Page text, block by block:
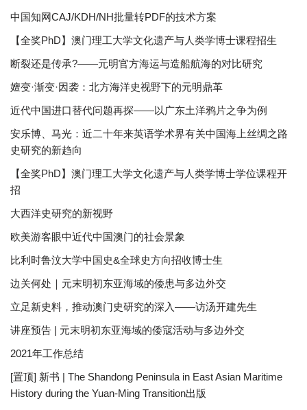
中国知网CAJ/KDH/NH批量转PDF的技术方案
【全奖PhD】澳门理工大学文化遗产与人类学博士课程招生
断裂还是传承?——元明官方海运与造船航海的对比研究
嬗变·渐变·因袭：北方海洋史视野下的元明鼎革
近代中国进口替代问题再探——以广东土洋鸦片之争为例
安乐博、马光：近二十年来英语学术界有关中国海上丝绸之路
史研究的新趋向
【全奖PhD】澳门理工大学文化遗产与人类学博士学位课程开
招
大西洋史研究的新视野
欧美游客眼中近代中国澳门的社会景象
比利时鲁汶大学中国史&全球史方向招收博士生
边关何处｜元末明初东亚海域的倭患与多边外交
立足新史料，推动澳门史研究的深入——访汤开建先生
讲座预告 | 元末明初东亚海域的倭寇活动与多边外交
2021年工作总结
[置顶] 新书 | The Shandong Peninsula in East Asian Maritime
History during the Yuan-Ming Transition出版